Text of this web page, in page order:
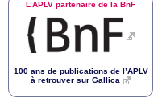
L’APLV partenaire de la BnF
100 ans de publications de l’APLV
à retrouver sur Gallica